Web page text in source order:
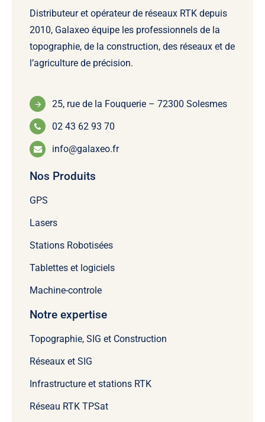
Distributeur et opérateur de réseaux RTK depuis
2010, Galaxeo équipe les professionnels de la
topographie, de la construction, des réseaux et de
l’agriculture de précision.
25, rue de la Fouquerie – 72300 Solesmes
02 43 62 93 70
info@galaxeo.fr
Nos Produits
GPS
Lasers
Stations Robotisées
Tablettes et logiciels
Machine-controle
Notre expertise
Topographie, SIG et Construction
Réseaux et SIG
Infrastructure et stations RTK
Réseau RTK TPSat